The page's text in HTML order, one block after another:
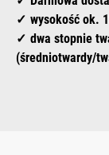
wysokość ok.
dwa stopnie
(średniotwardy/